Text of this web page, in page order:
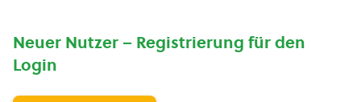
Neuer Nutzer – Registrierung für den
Login